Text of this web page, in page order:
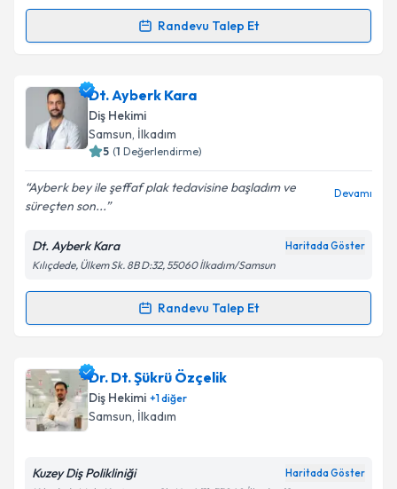
Takvim Talebini Gönder
Randevu Talep Et
Randevu Takvimi Talebi
Dt. Fadime Sarıiçin randevu takvimi talebi oluşturun.
Size bu uzmandan randevu almanız için bir takvim
hazırlandığında e-posta ile bilgilendireceğiz.
Kişisel verilerimin işlenmesine ilişkin
Aydınlatma
Metni'ni okudum ve kişisel verilerimin belirtilen
kapsamda işlenmesini kabul ediyorum.
Dt. Ayberk Kara
Diş Hekimi
Samsun, İlkadım
5 (1 Değerlendirme)
Ayberk bey ile şeffaf plak tedavisine başladım ve
süreçten son...
Devamı
Dt. Ayberk Kara Haritada Göster
Kılıçdede, Ülkem Sk. 8B D:32, 55060 İlkadım/Samsun
Randevu Talep Et
Randevu Takvimi Talebi
Dt. Ayberk Karaiçin randevu takvimi talebi oluşturun.
Size bu uzmandan randevu almanız için bir takvim
hazırlandığında e-posta ile bilgilendireceğiz.
Dr. Dt. Şükrü Özçelik
Diş Hekimi +1diğer
Samsun, İlkadım
Kuzey Diş Polikliniği Haritada Göster